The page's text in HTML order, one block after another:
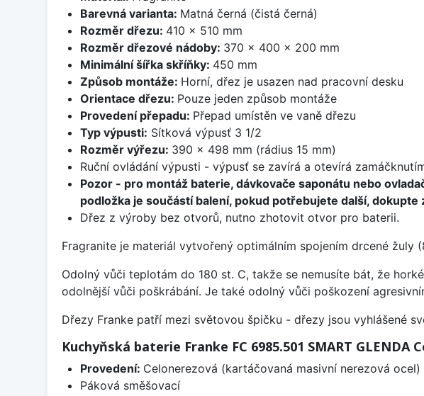
Barevná varianta: Matná černá (čistá černá)
Rozměr dřezu: 410 x 510 mm
Rozměr dřezové nádoby: 370 x 400 x 200 mm
Minimální šířka skříňky: 450 mm
Způsob montáže: Horní, dřez je usazen nad pracovní desku
Orientace dřezu: Pouze jeden způsob montáže
Provedení přepadu: Přepad umístěn ve vaně dřezu
Typ výpusti: Sítková výpusť 3 1/2
Rozměr výřezu: 390 x 498 mm (rádius 15 mm)
Ruční ovládání výpusti - výpusť se zavírá a otevírá
Pozor - pro montáž baterie, dávkovače saponátu nebo
podložka je součástí balení, pokud potřebujete další,
Dřez z výroby bez otvorů, nutno zhotovit otvor pro baterii.
Fragranite je materiál vytvořený optimálním spojením drcené žuly
Odolný vůči teplotám do 180 st. C, takže se nemusíte bát, že
odolnější vůči poškrábání. Je také odolný vůči poškození
Dřezy Franke patří mezi světovou špičku - dřezy jsou vyhlášené
Kuchyňská baterie Franke FC 6985.501 SMART GLENDA
Provedení: Celonerezová (kartáčovaná masivní nerezová ocel)
Páková směšovací